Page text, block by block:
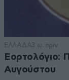
ΕΛΛΑΔΑ3 ω. πριν
Εορτολόγιο:
Αυγούστου